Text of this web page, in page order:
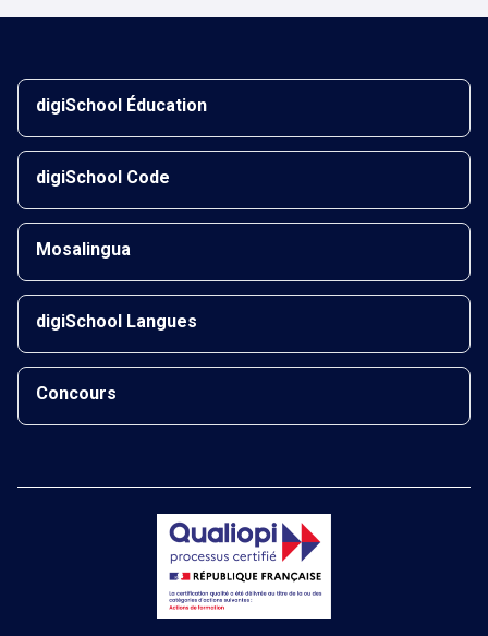
digiSchool Éducation
digiSchool Code
Mosalingua
digiSchool Langues
Concours